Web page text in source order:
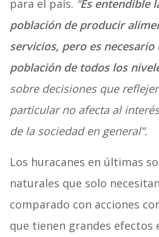
para el país. “Es entendible
población de producir
servicios, pero es necesario
población de todos los
sobre decisiones que
particular no afecta al
de la sociedad en general”.
Los huracanes en últimas
naturales que solo
comparado con acciones
que tienen grandes efectos